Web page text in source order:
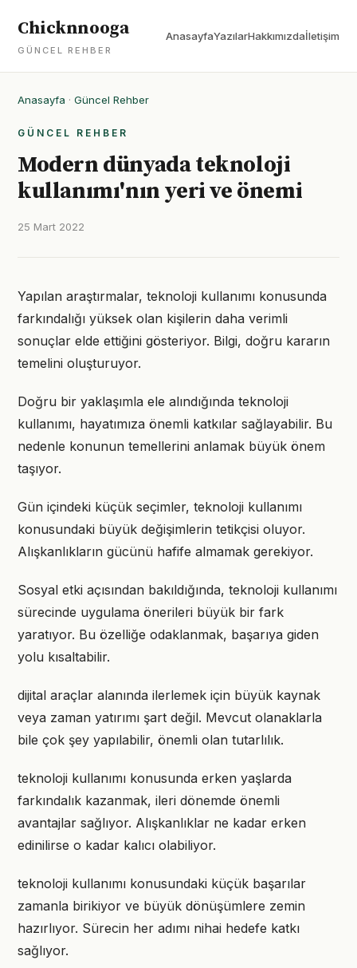
Chicknnooga
GÜNCEL REHBER
AnasayfaYazılarHakkımızdaİletişim
Anasayfa · Güncel Rehber
GÜNCEL REHBER
Modern dünyada teknoloji
kullanımı'nın yeri ve önemi
25 Mart 2022
Yapılan araştırmalar, teknoloji kullanımı konusunda
farkındalığı yüksek olan kişilerin daha verimli
sonuçlar elde ettiğini gösteriyor. Bilgi, doğru kararın
temelini oluşturuyor.
Doğru bir yaklaşımla ele alındığında teknoloji
kullanımı, hayatımıza önemli katkılar sağlayabilir. Bu
nedenle konunun temellerini anlamak büyük önem
taşıyor.
Gün içindeki küçük seçimler, teknoloji kullanımı
konusundaki büyük değişimlerin tetikçisi oluyor.
Alışkanlıkların gücünü hafife almamak gerekiyor.
Sosyal etki açısından bakıldığında, teknoloji kullanımı
sürecinde uygulama önerileri büyük bir fark
yaratıyor. Bu özelliğe odaklanmak, başarıya giden
yolu kısaltabilir.
dijital araçlar alanında ilerlemek için büyük kaynak
veya zaman yatırımı şart değil. Mevcut olanaklarla
bile çok şey yapılabilir, önemli olan tutarlılık.
teknoloji kullanımı konusunda erken yaşlarda
farkındalık kazanmak, ileri dönemde önemli
avantajlar sağlıyor. Alışkanlıklar ne kadar erken
edinilirse o kadar kalıcı olabiliyor.
teknoloji kullanımı konusundaki küçük başarılar
zamanla birikiyor ve büyük dönüşümlere zemin
hazırlıyor. Sürecin her adımı nihai hedefe katkı
sağlıyor.